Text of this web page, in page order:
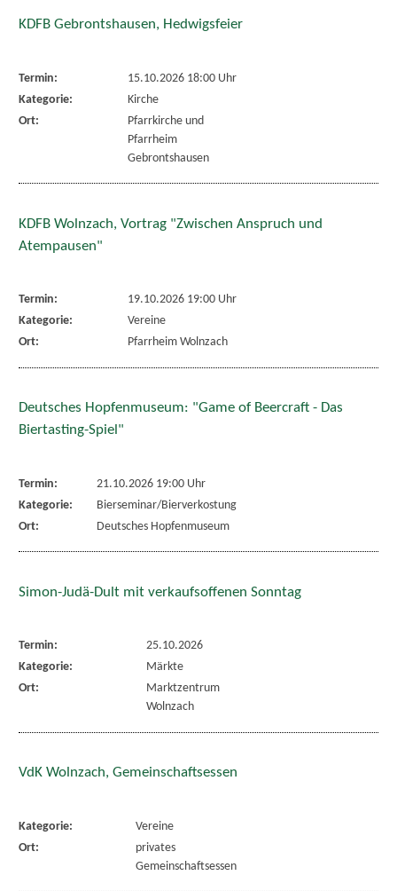
KDFB Gebrontshausen, Hedwigsfeier
Termin:
15.10.2026 18:00 Uhr
Kategorie:
Kirche
Ort:
Pfarrkirche und
Pfarrheim
Gebrontshausen
KDFB Wolnzach, Vortrag "Zwischen Anspruch und
Atempausen"
Termin:
19.10.2026 19:00 Uhr
Kategorie:
Vereine
Ort:
Pfarrheim Wolnzach
Deutsches Hopfenmuseum: "Game of Beercraft - Das
Biertasting-Spiel"
Termin:
21.10.2026 19:00 Uhr
Kategorie:
Bierseminar/Bierverkostung
Ort:
Deutsches Hopfenmuseum
Simon-Judä-Dult mit verkaufsoffenen Sonntag
Termin:
25.10.2026
Kategorie:
Märkte
Ort:
Marktzentrum
Wolnzach
VdK Wolnzach, Gemeinschaftsessen
Kategorie:
Vereine
Ort:
privates
Gemeinschaftsessen